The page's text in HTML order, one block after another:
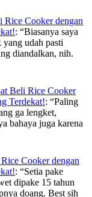
Rice Cooker dengan
: “Biasanya saya
udah pasti
diandalkan, nih.
Beli Rice Cooker
Terdekat!: “Paling
ga lengket,
bahaya juga karena
Cooker dengan
: “Setia pake
dipake 15 tahun
doang. Best sih